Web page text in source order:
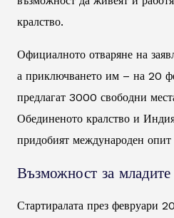
кралство.
Официалното отваряне на
а приключването им – на 20
предлагат 3000 свободни
Обединеното кралство и
придобият международен опит
Възможност за
Стартиралата през февруари